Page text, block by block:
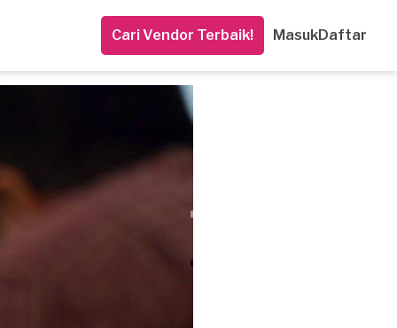
Cari Vendor Terbaik! MasukDaftar